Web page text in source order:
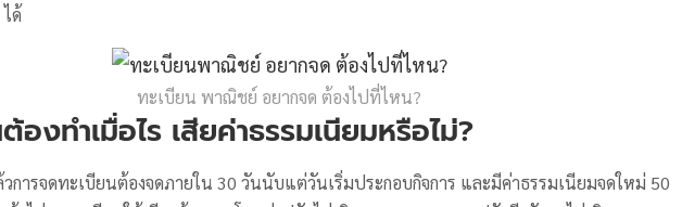
ด้
ทะเบียน พาณิชย์ อยากจด ต้องไปที่ไหน?
องทำเมื่อไร เสียค่าธรรมเนียมหรือไม่?
การจดทะเบียนต้องจดภายใน 30 วันนับแต่วันเริ่มประกอบกิจการ และมีค่าธรรมเนียมจดใหม่ 50